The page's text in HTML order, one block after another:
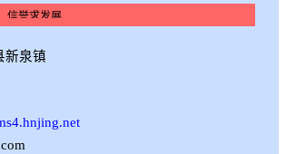
信誉求发展
新泉镇